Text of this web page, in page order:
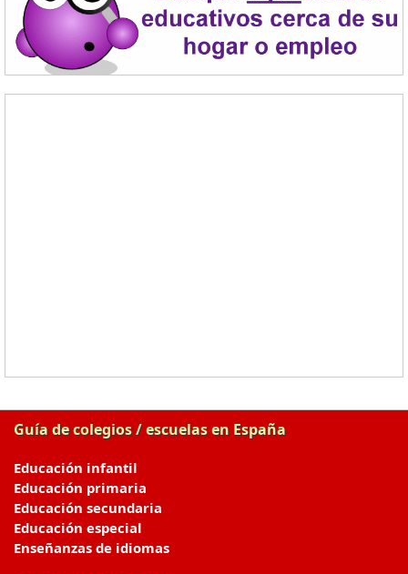
Guía de colegios / escuelas en España
Educación infantil
Educación primaria
Educación secundaria
Educación especial
Enseñanzas de idiomas